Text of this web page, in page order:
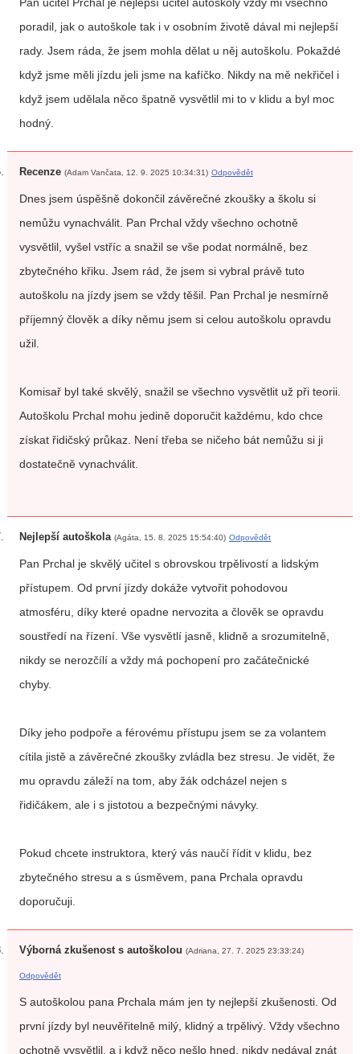
poradil, jak o autoškole tak i v osobním životě dával mi nejlepší
rady. Jsem ráda, že jsem mohla dělat u něj autoškolu. Pokaždé
když jsme měli jízdu jeli jsme na kafíčko. Nikdy na mě nekřičel i
když jsem udělala něco špatně vysvětlil mi to v klidu a byl moc
hodný.
Recenze (Adam Vančata, 12. 9. 2025 10:34:31) Odpovědět
Dnes jsem úspěšně dokončil závěrečné zkoušky a školu si
nemůžu vynachválit. Pan Prchal vždy všechno ochotně
vysvětlil, vyšel vstříc a snažil se vše podat normálně, bez
zbytečného křiku. Jsem rád, že jsem si vybral právě tuto
autoškolu na jízdy jsem se vždy těšil. Pan Prchal je nesmírně
příjemný člověk a díky němu jsem si celou autoškolu opravdu
užil.
Komisař byl také skvělý, snažil se všechno vysvětlit už při teorii.
Autoškolu Prchal mohu jedině doporučit každému, kdo chce
získat řidičský průkaz. Není třeba se ničeho bát nemůžu si ji
dostatečně vynachválit.
Nejlepší autoškola (Agáta, 15. 8. 2025 15:54:40) Odpovědět
Pan Prchal je skvělý učitel s obrovskou trpělivostí a lidským
přístupem. Od první jízdy dokáže vytvořit pohodovou
atmosféru, díky které opadne nervozita a člověk se opravdu
soustředí na řízení. Vše vysvětlí jasně, klidně a srozumitelně,
nikdy se nerozčílí a vždy má pochopení pro začátečnické
chyby.
Díky jeho podpoře a férovému přístupu jsem se za volantem
cítila jistě a závěrečné zkoušky zvládla bez stresu. Je vidět, že
mu opravdu záleží na tom, aby žák odcházel nejen s
řidičákem, ale i s jistotou a bezpečnými návyky.
Pokud chcete instruktora, který vás naučí řídit v klidu, bez
zbytečného stresu a s úsměvem, pana Prchala opravdu
doporučuji.
Výborná zkušenost s autoškolou (Adriana, 27. 7. 2025 23:33:24)
Odpovědět
S autoškolou pana Prchala mám jen ty nejlepší zkušenosti. Od
první jízdy byl neuvěřitelně milý, klidný a trpělivý. Vždy všechno
ochotně vysvětlil, a i když něco nešlo hned, nikdy nedával znát